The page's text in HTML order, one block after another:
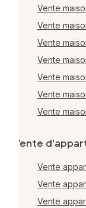
Vente
Vente
Vente
Vente
Vente
Vente
Vente
Vente
Vente
Vente
Vente